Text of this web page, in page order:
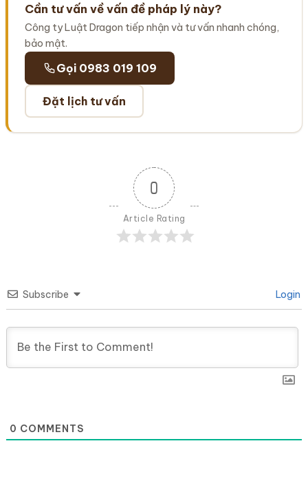
Cần tư vấn về vấn đề pháp lý này?
Công ty Luật Dragon tiếp nhận và tư vấn nhanh chóng,
bảo mật.
Gọi 0983 019 109
Đặt lịch tư vấn
0
Article Rating
Subscribe Login
0 COMMENTS